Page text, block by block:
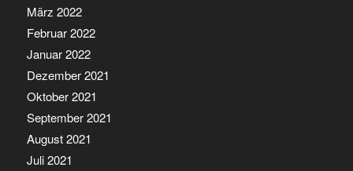
März 2022
Februar 2022
Januar 2022
Dezember 2021
Oktober 2021
September 2021
August 2021
Juli 2021